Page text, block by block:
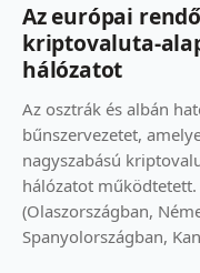
Az európai
kriptovaluta-
hálózatot
Az osztrák és albán
bűnszervezetet,
nagyszabású
hálózatot
(Olaszországban,
Spanyolországban,